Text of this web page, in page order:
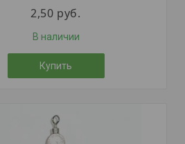
2,50 руб.
В наличии
Купить